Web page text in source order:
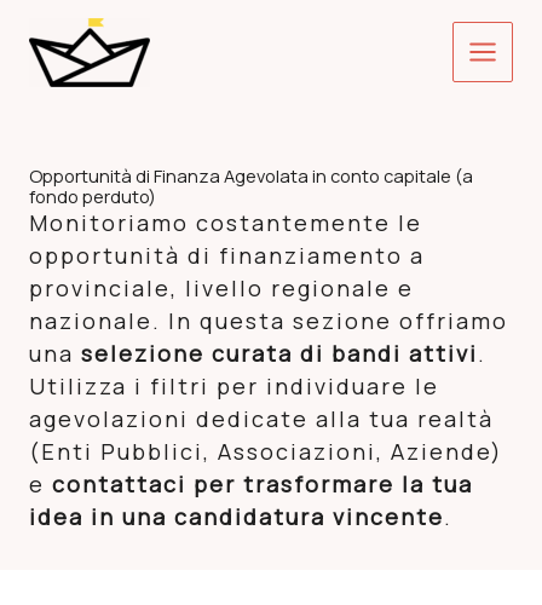
contenuto
Main
Menu
Opportunità di Finanza Agevolata in conto capitale (a
fondo perduto)
Monitoriamo costantemente le
opportunità di finanziamento a
provinciale, livello regionale e
nazionale. In questa sezione offriamo
una selezione curata di bandi attivi.
Utilizza i filtri per individuare le
agevolazioni dedicate alla tua realtà
(Enti Pubblici, Associazioni, Aziende)
e contattaci per trasformare la tua
idea in una candidatura vincente.